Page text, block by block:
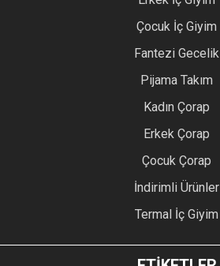
Çocuk İç Giyim
Fantezi Gecelik
Pijama Takım
Kadın Çorap
Erkek Çorap
Çocuk Çorap
İndirimli Ürünler
Termal İç Giyim